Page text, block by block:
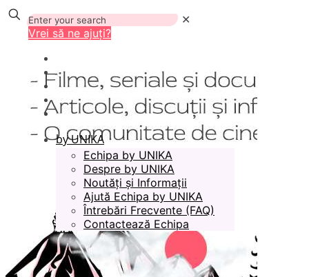
✕
Vrei să ne ajuți?
by UNIKA
Echipa by UNIKA
Despre by UNIKA
Noutăți și Informații
Ajută Echipa by UNIKA
Întrebări Frecvente (FAQ)
Contactează Echipa